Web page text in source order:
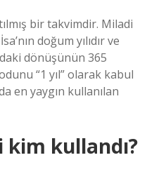
bir takvimdir. Miladi
doğum yılıdır ve
dönüşünün 365
“1 yıl” olarak kabul
en yaygın kullanılan
kullandı?